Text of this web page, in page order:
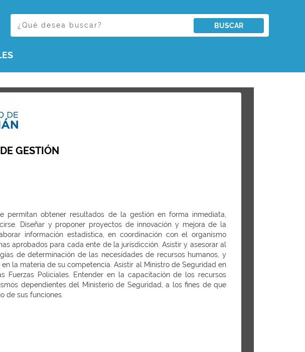
BUSCAR
GESTIÓN
obtener resultados de la gestión en forma inmediata,
Diseñar y proponer proyectos de innovación y mejora de la
información estadística, en coordinación con el organismo
aprobados para cada ente de la jurisdicción. Asistir y asesorar al
de determinación de las necesidades de recursos humanos, y
la materia de su competencia. Asistir al Ministro de Seguridad en
Policiales. Entender en la capacitación de los recursos
dependientes del Ministerio de Seguridad, a los fines de que
de sus funciones.